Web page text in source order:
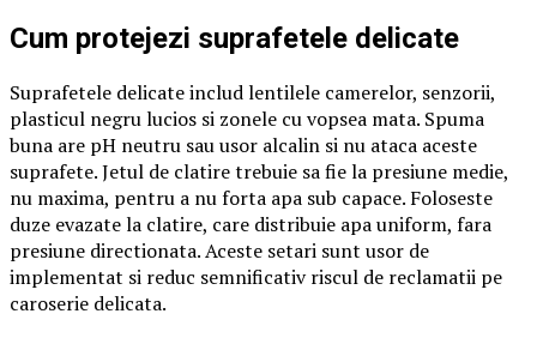
Cum protejezi suprafetele delicate
Suprafetele delicate includ lentilele camerelor, senzorii,
plasticul negru lucios si zonele cu vopsea mata. Spuma
buna are pH neutru sau usor alcalin si nu ataca aceste
suprafete. Jetul de clatire trebuie sa fie la presiune medie,
nu maxima, pentru a nu forta apa sub capace. Foloseste
duze evazate la clatire, care distribuie apa uniform, fara
presiune directionata. Aceste setari sunt usor de
implementat si reduc semnificativ riscul de reclamatii pe
caroserie delicata.